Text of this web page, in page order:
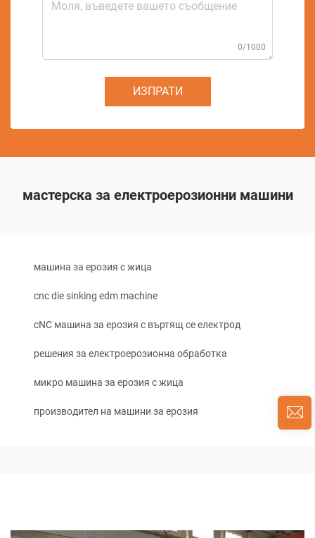
0/1000
ИЗПРАТИ
мастерска за електроерозионни машини
машина за ерозия с жица
cnc die sinking edm machine
cNC машина за ерозия с въртящ се електрод
решения за електроерозионна обработка
микро машина за ерозия с жица
производител на машини за ерозия